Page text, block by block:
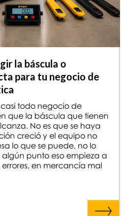
la báscula o
para tu negocio de
todo negocio de
que la báscula que tienen
No es que se haya
creció y el equipo no
lo que se puede, no lo
punto eso empieza a
en mercancía mal